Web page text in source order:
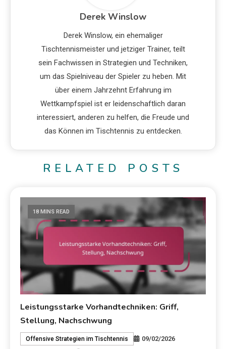
Derek Winslow
Derek Winslow, ein ehemaliger
Tischtennismeister und jetziger Trainer, teilt
sein Fachwissen in Strategien und Techniken,
um das Spielniveau der Spieler zu heben. Mit
über einem Jahrzehnt Erfahrung im
Wettkampfspiel ist er leidenschaftlich daran
interessiert, anderen zu helfen, die Freude und
das Können im Tischtennis zu entdecken.
RELATED POSTS
18 MINS READ
Leistungsstarke Vorhandtechniken: Griff,
Stellung, Nachschwung
Offensive Strategien im Tischtennis
09/02/2026